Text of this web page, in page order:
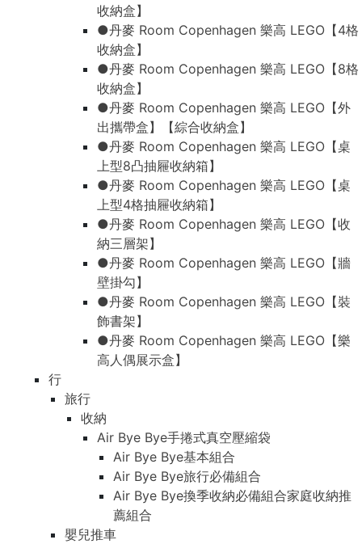
收納盒】
●丹麥 Room Copenhagen 樂高 LEGO【4格
收納盒】
●丹麥 Room Copenhagen 樂高 LEGO【8格
收納盒】
●丹麥 Room Copenhagen 樂高 LEGO【外
出攜帶盒】【綜合收納盒】
●丹麥 Room Copenhagen 樂高 LEGO【桌
上型8凸抽屜收納箱】
●丹麥 Room Copenhagen 樂高 LEGO【桌
上型4格抽屜收納箱】
●丹麥 Room Copenhagen 樂高 LEGO【收
納三層架】
●丹麥 Room Copenhagen 樂高 LEGO【牆
壁掛勾】
●丹麥 Room Copenhagen 樂高 LEGO【裝
飾書架】
●丹麥 Room Copenhagen 樂高 LEGO【樂
高人偶展示盒】
行
旅行
收納
Air Bye Bye手捲式真空壓縮袋
Air Bye Bye基本組合
Air Bye Bye旅行必備組合
Air Bye Bye換季收納必備組合家庭收納推
薦組合
嬰兒推車